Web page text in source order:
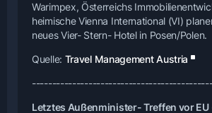
Warimpex, Österreichs
heimische Vienna International (VI)
neues Vier- Stern- Hotel in Posen/Polen.
Quelle: Travel Management Austria
Letztes Außenminister- Treffen vor EU